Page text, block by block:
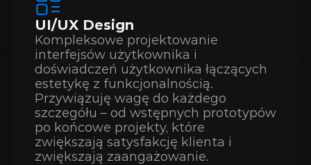
UI/UX Design
Kompleksowe projektowanie
interfejsów użytkownika i
doświadczeń użytkownika łączących
estetykę z funkcjonalnością.
Przywiązuję wagę do każdego
szczegółu – od wstępnych prototypów
po końcowe projekty, które
zwiększają satysfakcję klienta i
zwiększają zaangażowanie.